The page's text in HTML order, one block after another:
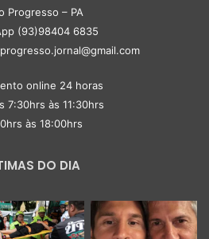
Progresso – PA
(93)98404 6835
online 24 horas
7:30hrs às 11:30hrs
às 18:00hrs
DO DIA